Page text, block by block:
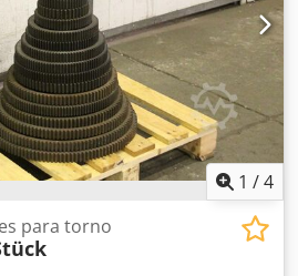
1 /4
para torno